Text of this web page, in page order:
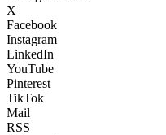
X
Facebook
Instagram
LinkedIn
YouTube
Pinterest
TikTok
Mail
RSS